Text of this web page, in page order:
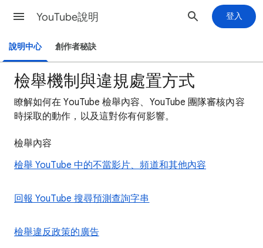
YouTube說明 登入
說明中心 創作者秘訣
檢舉機制與違規處置方式
瞭解如何在 YouTube 檢舉內容、YouTube 團隊審核內容
時採取的動作，以及這對你有何影響。
檢舉內容
檢舉 YouTube 中的不當影片、頻道和其他內容
回報 YouTube 搜尋預測查詢字串
檢舉違反政策的廣告